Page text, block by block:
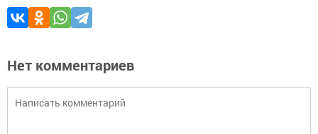
Нет комментариев